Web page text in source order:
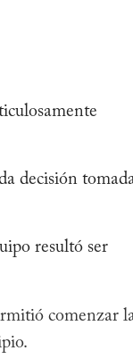
decisión
resultó ser
comenzar